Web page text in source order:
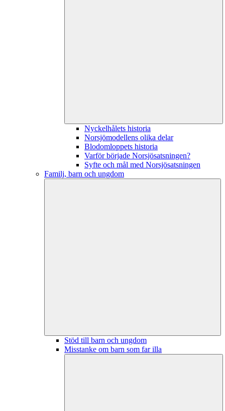
Nyckelhålets historia
Norsjömodellens olika delar
Blodomloppets historia
Varför började Norsjösatsningen?
Syfte och mål med Norsjösatsningen
Familj, barn och ungdom
Stöd till barn och ungdom
Misstanke om barn som far illa